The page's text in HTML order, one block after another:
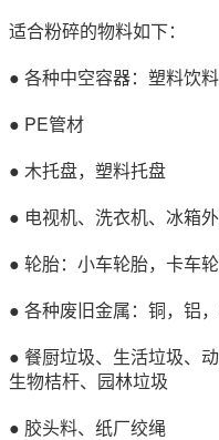
适合粉碎的物料如下：
● 各种中空容器：塑料饮
● PE管材
● 木托盘，塑料托盘
● 电视机、洗衣机、冰箱
● 轮胎：小车轮胎，卡车
● 各种废旧金属：铜，铝
● 餐厨垃圾、生活垃圾、
生物桔杆、园林垃圾
● 胶头料、纸厂绞绳